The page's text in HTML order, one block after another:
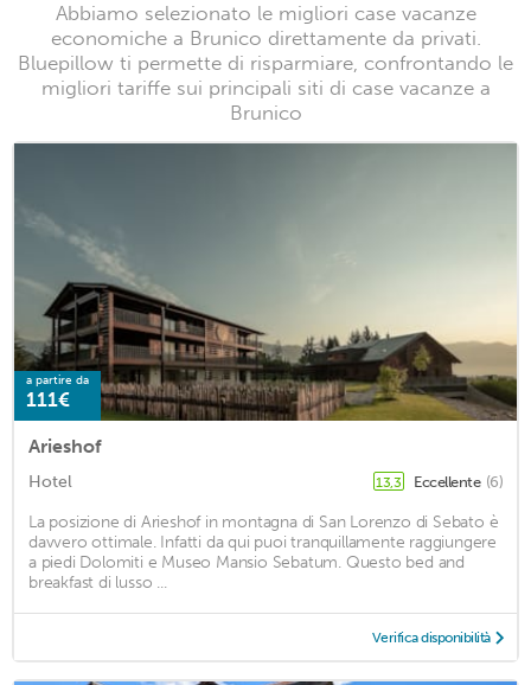
Abbiamo selezionato le migliori case vacanze
economiche a Brunico direttamente da privati.
Bluepillow ti permette di risparmiare, confrontando le
migliori tariffe sui principali siti di case vacanze a
Brunico
a partire da
111€
Arieshof
Hotel 13,3 Eccellente (6)
La posizione di Arieshof in montagna di San Lorenzo di Sebato è
davvero ottimale. Infatti da qui puoi tranquillamente raggiungere
a piedi Dolomiti e Museo Mansio Sebatum. Questo bed and
breakfast di lusso ...
Verifica disponibilità